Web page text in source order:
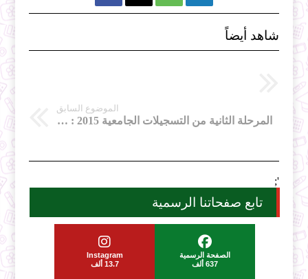
شاهد أيضاً
الموضوع السابق
المرحلة الثانية من التسجيلات الجامعية 2015 : تأكيد الرغبات
';
تابع صفحاتنا الرسمية
الصفحة الرسمية
637 ألف
Instagram
13.7 ألف